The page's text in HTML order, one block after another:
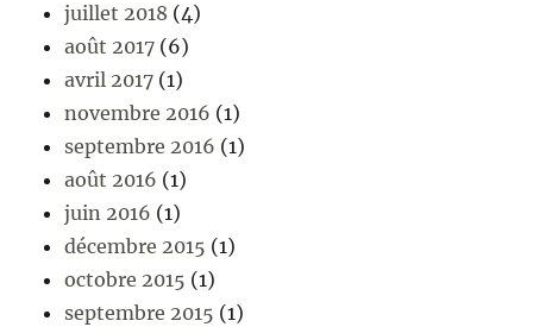
juillet 2018 (4)
août 2017 (6)
avril 2017 (1)
novembre 2016 (1)
septembre 2016 (1)
août 2016 (1)
juin 2016 (1)
décembre 2015 (1)
octobre 2015 (1)
septembre 2015 (1)